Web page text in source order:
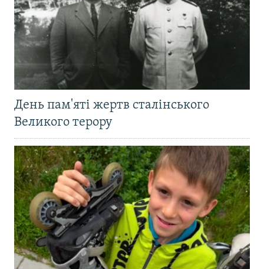
День пам'яті жертв сталінського
Великого терору